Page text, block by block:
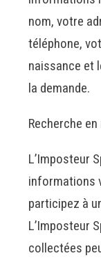
nom, votre
téléphone,
naissance et
la demande.
Recherche
L’Imposteur
informations
participez à
L’Imposteur
collectées